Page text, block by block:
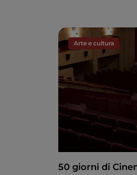
Arte e cultura
50 giorni di